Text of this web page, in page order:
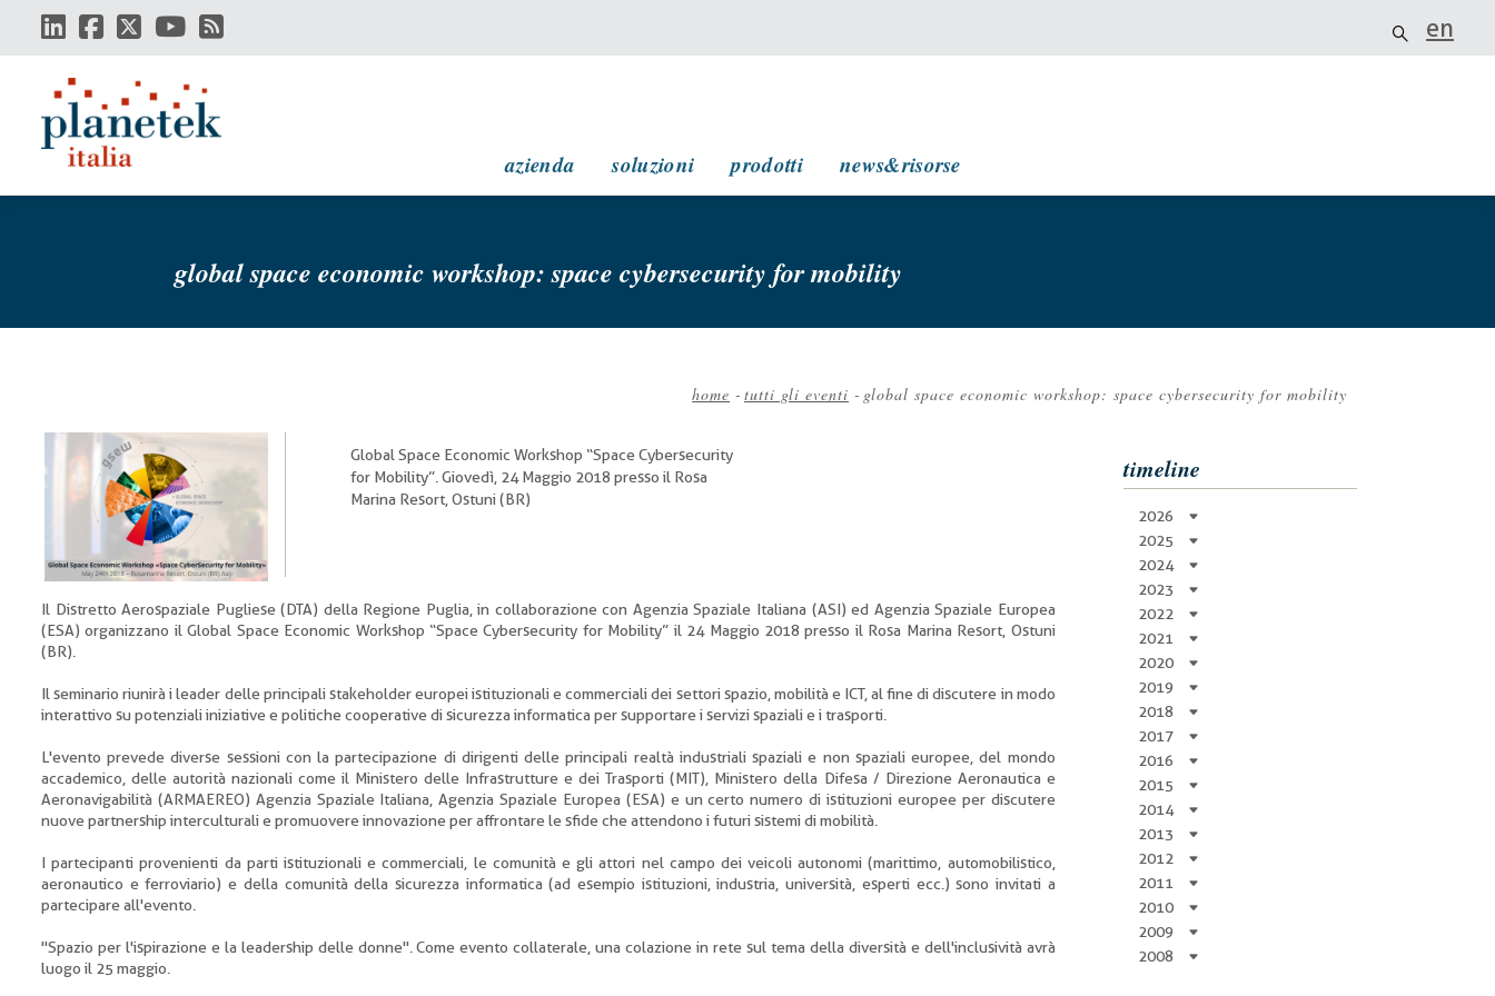
contenuto
en
azienda soluzioni prodotti news&risorse
global space economic workshop: space cybersecurity for mobility
di
pane
home - tutti gli eventi - global space economic workshop: space cybersecurity for mobility
Global Space Economic Workshop “Space Cybersecurity
for Mobility”. Giovedì, 24 Maggio 2018 presso il Rosa
Marina Resort, Ostuni (BR)
Il Distretto Aerospaziale Pugliese (DTA) della Regione Puglia, in collaborazione con Agenzia Spaziale Italiana (ASI) ed Agenzia Spaziale Europea
(ESA) organizzano il Global Space Economic Workshop “Space Cybersecurity for Mobility” il 24 Maggio 2018 presso il Rosa Marina Resort, Ostuni
(BR).
Il seminario riunirà i leader delle principali stakeholder europei istituzionali e commerciali dei settori spazio, mobilità e ICT, al fine di discutere in modo
interattivo su potenziali iniziative e politiche cooperative di sicurezza informatica per supportare i servizi spaziali e i trasporti.
L'evento prevede diverse sessioni con la partecipazione di dirigenti delle principali realtà industriali spaziali e non spaziali europee, del mondo
accademico, delle autorità nazionali come il Ministero delle Infrastrutture e dei Trasporti (MIT), Ministero della Difesa / Direzione Aeronautica e
Aeronavigabilità (ARMAEREO) Agenzia Spaziale Italiana, Agenzia Spaziale Europea (ESA) e un certo numero di istituzioni europee per discutere
nuove partnership interculturali e promuovere innovazione per affrontare le sfide che attendono i futuri sistemi di mobilità.
I partecipanti provenienti da parti istituzionali e commerciali, le comunità e gli attori nel campo dei veicoli autonomi (marittimo, automobilistico,
aeronautico e ferroviario) e della comunità della sicurezza informatica (ad esempio istituzioni, industria, università, esperti ecc.) sono invitati a
partecipare all'evento.
"Spazio per l'ispirazione e la leadership delle donne". Come evento collaterale, una colazione in rete sul tema della diversità e dell'inclusività avrà
luogo il 25 maggio.
timeline
2026
2025
2024
2023
2022
2021
2020
2019
2018
2017
2016
2015
2014
2013
2012
2011
2010
2009
2008